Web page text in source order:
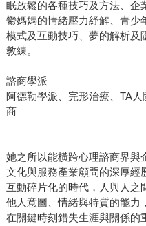
眠放鬆的各種技巧及方法、企
鬱媽媽的情緒壓力紓解、青少
模式及互動技巧、夢的解析及
教練。
諮商學派
阿德勒學派、完形治療、TA
商
她之所以能橫跨心理諮商界與
文化與服務產業顧問的深厚經
互動碎片化的時代，人與人之
他人意圖、情緒與特質的能力
在關鍵時刻錯失生涯與關係的